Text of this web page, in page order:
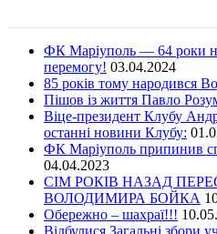
ФК Маріуполь — 64 роки
перемогу! 03.04.2024
85 років тому народився
Пішов із життя Павло
Віце-президент Клубу
останні новини Клубу:
ФК Маріуполь припинив
04.04.2023
СІМ РОКІВ НАЗАД
ВОЛОДИМИРА БОЙКА
Обережно – шахраї!!!
Відбулися Загальні збори